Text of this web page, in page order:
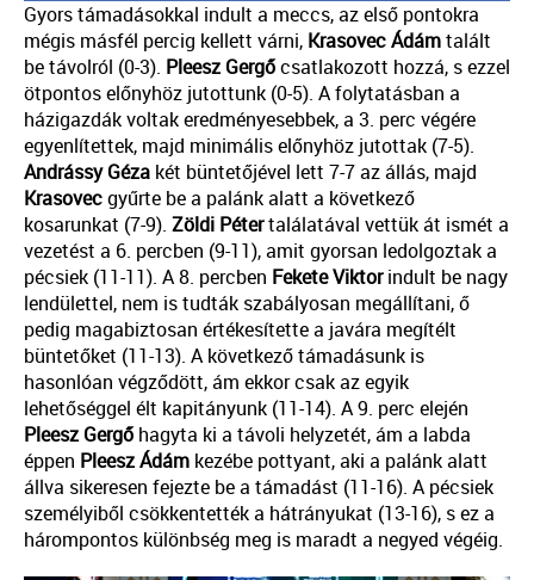
Gyors támadásokkal indult a meccs, az első pontokra
mégis másfél percig kellett várni, Krasovec Ádámtalált
be távolról (0-3). Pleesz Gergőcsatlakozott hozzá, s ezzel
ötpontos előnyhöz jutottunk (0-5). A folytatásban a
házigazdák voltak eredményesebbek, a 3. perc végére
egyenlítettek, majd minimális előnyhöz jutottak (7-5).
Andrássy Géza két büntetőjével lett 7-7 az állás, majd
Krasovecgyűrte be a palánk alatt a következő
kosarunkat (7-9). Zöldi Pétertalálatával vettük át ismét a
vezetést a 6. percben (9-11), amit gyorsan ledolgoztak a
pécsiek (11-11). A 8. percben Fekete Viktorindult be nagy
lendülettel, nem is tudták szabályosan megállítani, ő
pedig magabiztosan értékesítette a javára megítélt
büntetőket (11-13). A következő támadásunk is
hasonlóan végződött, ám ekkor csak az egyik
lehetőséggel élt kapitányunk (11-14). A 9. perc elején
Pleesz Gergő hagyta ki a távoli helyzetét, ám a labda
éppen Pleesz Ádám kezébe pottyant, aki a palánk alatt
állva sikeresen fejezte be a támadást (11-16). A pécsiek
személyiből csökkentették a hátrányukat (13-16), s ez a
hárompontos különbség meg is maradt a negyed végéig.